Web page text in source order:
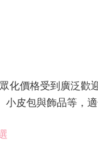
化價格受到廣泛
皮包與飾品等，